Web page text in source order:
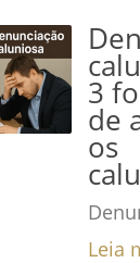
3
de
os
Leia